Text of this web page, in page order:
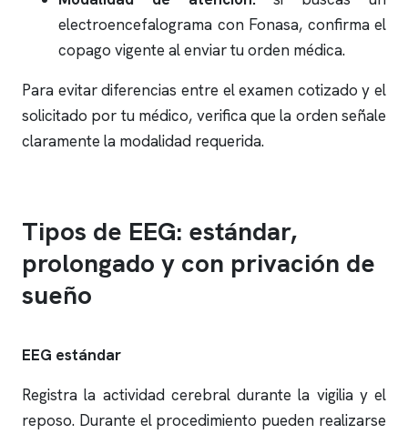
electroencefalograma con Fonasa, confirma el
copago vigente al enviar tu orden médica.
Para evitar diferencias entre el examen cotizado y el
solicitado por tu médico, verifica que la orden señale
claramente la modalidad requerida.
Tipos de EEG: estándar,
prolongado y con privación de
sueño
EEG estándar
Registra la actividad cerebral durante la vigilia y el
reposo. Durante el procedimiento pueden realizarse